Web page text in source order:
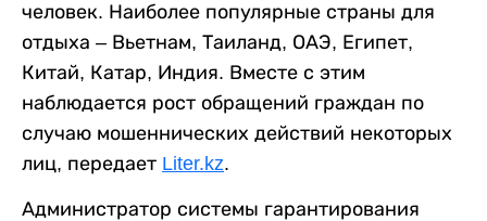
человек. Наиболее популярные страны для
отдыха – Вьетнам, Таиланд, ОАЭ, Египет,
Китай, Катар, Индия. Вместе с этим
наблюдается рост обращений граждан по
случаю мошеннических действий некоторых
лиц, передает Liter.kz.
Администратор системы гарантирования